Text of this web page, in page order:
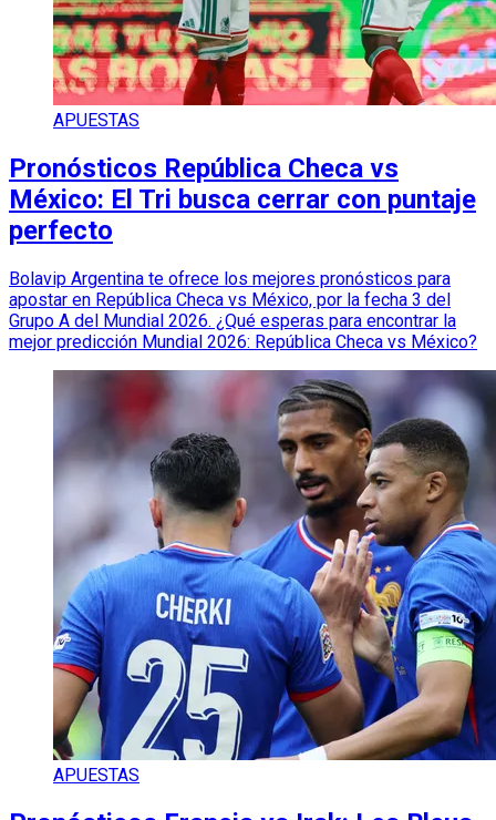
APUESTAS
Pronósticos República Checa vs
México: El Tri busca cerrar con puntaje
perfecto
Bolavip Argentina te ofrece los mejores pronósticos para
apostar en República Checa vs México, por la fecha 3 del
Grupo A del Mundial 2026. ¿Qué esperas para encontrar la
mejor predicción Mundial 2026: República Checa vs México?
APUESTAS